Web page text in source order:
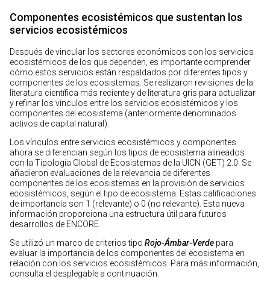
Componentes ecosistémicos que sustentan los
servicios ecosistémicos
Después de vincular los sectores económicos con los servicios
ecosistémicos de los que dependen, es importante comprender
cómo estos servicios están respaldados por diferentes tipos y
componentes de los ecosistemas. Se realizaron revisiones de la
literatura científica más reciente y de literatura gris para actualizar
y refinar los vínculos entre los servicios ecosistémicos y los
componentes del ecosistema (anteriormente denominados
activos de capital natural).
Los vínculos entre servicios ecosistémicos y componentes
ahora se diferencian según los tipos de ecosistema alineados
con la Tipología Global de Ecosistemas de la UICN (GET) 2.0. Se
añadieron evaluaciones de la relevancia de diferentes
componentes de los ecosistemas en la provisión de servicios
ecosistémicos, según el tipo de ecosistema. Estas calificaciones
de importancia son 1 (relevante) o 0 (no relevante). Esta nueva
información proporciona una estructura útil para futuros
desarrollos de ENCORE.
Se utilizó un marco de criterios tipo Rojo-Ámbar-Verde para
evaluar la importancia de los componentes del ecosistema en
relación con los servicios ecosistémicos. Para más información,
consulta el desplegable a continuación.